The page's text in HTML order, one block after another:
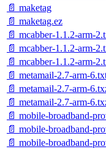
📄 maketag
📄 maketag.ez
📄 mcabber-1.1.2-arm-
📄 mcabber-1.1.2-arm-
📄 mcabber-1.1.2-arm-
📄 metamail-2.7-arm-
📄 metamail-2.7-arm-
📄 metamail-2.7-arm-
📄 mobile-broadband-
📄 mobile-broadband-
📄 mobile-broadband-